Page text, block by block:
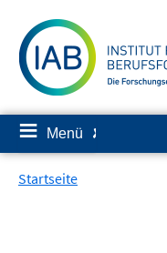
zum
Inhalt
≡ Menü ✘
Startseite